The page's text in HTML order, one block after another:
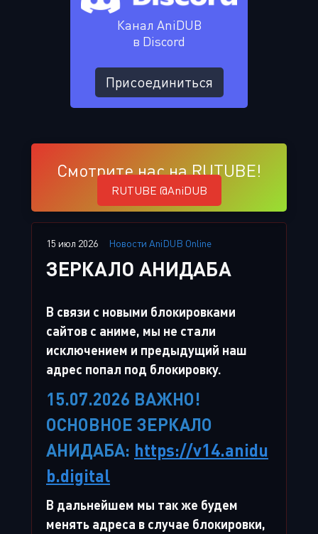
Канал AniDUB
в Discord
Присоединиться
Смотрите нас на RUTUBE!
RUTUBE @AniDUB
15 июл 2026 Новости AniDUB Online
ЗЕРКАЛО АНИДАБА
В связи с новыми блокировками
сайтов с аниме, мы не стали
исключением и предыдущий наш
адрес попал под блокировку.
15.07.2026 ВАЖНО!
ОСНОВНОЕ ЗЕРКАЛО
АНИДАБА: https://v14.anidu
b.digital
В дальнейшем мы так же будем
менять адреса в случае блокировки,